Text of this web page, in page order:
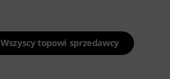
Wszyscy topowi sprzedawcy